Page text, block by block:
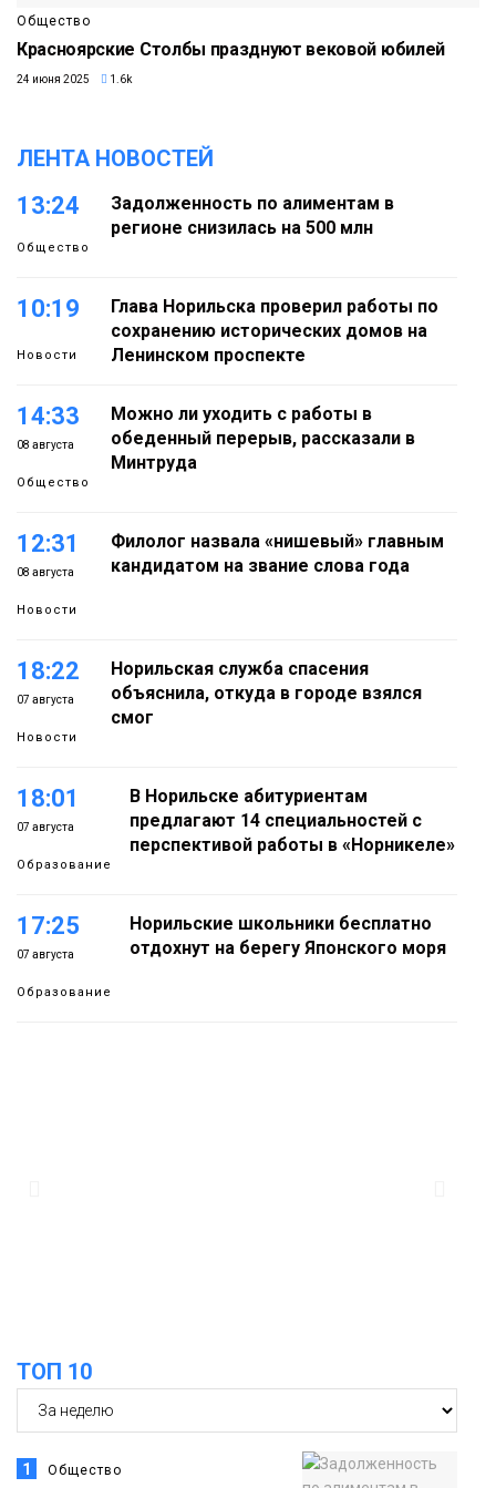
Общество
Красноярские Столбы празднуют вековой юбилей
24 июня 2025 1.6k
ЛЕНТА НОВОСТЕЙ
13:24
Общество
Задолженность по алиментам в
регионе снизилась на 500 млн
10:19
Новости
Глава Норильска проверил работы по
сохранению исторических домов на
Ленинском проспекте
14:33
08 августа
Общество
Можно ли уходить с работы в
обеденный перерыв, рассказали в
Минтруда
12:31
08 августа
Новости
Филолог назвала «нишевый» главным
кандидатом на звание слова года
18:22
07 августа
Новости
Норильская служба спасения
объяснила, откуда в городе взялся
смог
18:01
07 августа
Образование
В Норильске абитуриентам
предлагают 14 специальностей с
перспективой работы в «Норникеле»
17:25
07 августа
Образование
Норильские школьники бесплатно
отдохнут на берегу Японского моря
Спорт
ТОП 10
1 Общество